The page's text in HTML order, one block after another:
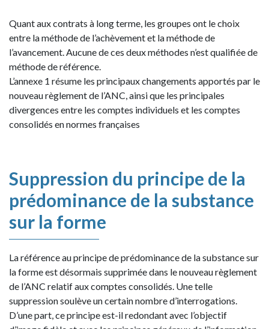
Quant aux contrats à long terme, les groupes ont le choix
entre la méthode de l’achèvement et la méthode de
l’avancement. Aucune de ces deux méthodes n’est qualifiée de
méthode de référence.
L’annexe 1 résume les principaux changements apportés par le
nouveau règlement de l’ANC, ainsi que les principales
divergences entre les comptes individuels et les comptes
consolidés en normes françaises
Suppression du principe de la
prédominance de la substance
sur la forme
La référence au principe de prédominance de la substance sur
la forme est désormais supprimée dans le nouveau règlement
de l’ANC relatif aux comptes consolidés. Une telle
suppression soulève un certain nombre d’interrogations.
D’une part, ce principe est-il redondant avec l’objectif